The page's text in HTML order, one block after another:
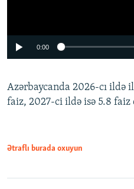
0:00
Azərbaycanda 2026-cı ildə
faiz, 2027-ci ildə isə 5.8 faiz
Ətraflı burada oxuyun